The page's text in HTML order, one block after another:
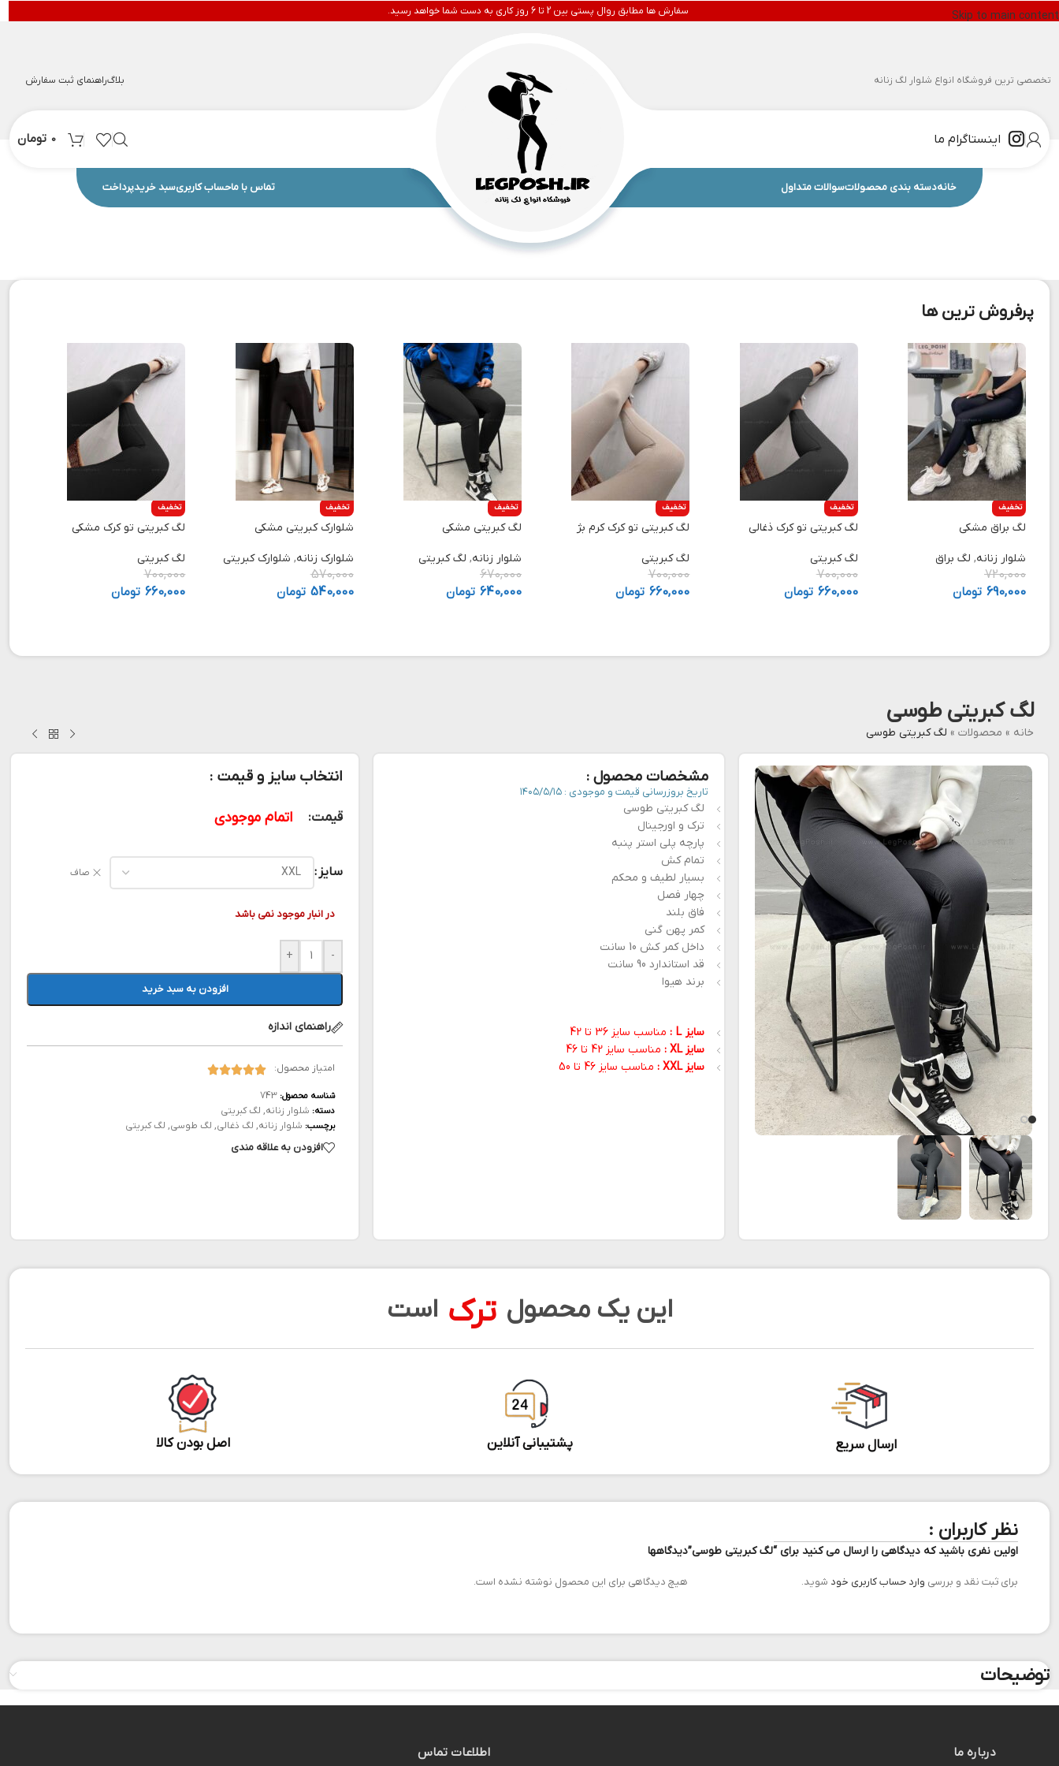
Skip to main content سفارش ها مطابق روال پستی بین 2 تا 6 روز کاری به دست شما خواهد رسید.
تخصصی ترین فروشگاه انواع شلوار لگ زنانه بلاگراهنمای ثبت سفارش
اینستاگرام ما 0 تومان
خانهدسته بندی محصولاتسوالات متداول تماس با ماحساب کاربریسبد خریدپرداخت
پرفروش ترین ها
تخفیف
لگ براق مشکی
شلوار زنانه, لگ براق
720,000
690,000 تومان
تخفیف
لگ کبریتی تو کرک ذغالی
لگ کبریتی
700,000
660,000 تومان
تخفیف
لگ کبریتی تو کرک کرم بژ
لگ کبریتی
700,000
660,000 تومان
تخفیف
لگ کبریتی مشکی
شلوار زنانه, لگ کبریتی
670,000
640,000 تومان
تخفیف
شلوارک کبریتی مشکی
شلوارک زنانه, شلوارک کبریتی
570,000
540,000 تومان
تخفیف
لگ کبریتی تو کرک مشکی
لگ کبریتی
700,000
660,000 تومان
لگ کبریتی طوسی
خانه » محصولات » لگ کبریتی طوسی
مشخصات محصول :
تاریخ بروزرسانی قیمت و موجودی : ۱۴۰۵/۵/۱۵
لگ کبریتی طوسی
ترک و اورجینال
پارچه پلی استر پنبه
تمام کش
بسیار لطیف و محکم
چهار فصل
فاق بلند
کمر پهن گنی
داخل کمر کش 10 سانت
قد استاندارد 90 سانت
برند هیوا
سایز L :
مناسب سایز 36 تا 42
سایز XL :
مناسب سایز 42 تا 46
سایز XXL :
مناسب سایز 46 تا 50
انتخاب سایز و قیمت :
قیمت: اتمام موجودی
سایز صاف
در انبار موجود نمی باشد
-
+
افزودن به سبد خرید
راهنمای اندازه
امتیاز محصول:
شناسه محصول: 743
دسته: شلوار زنانه, لگ کبریتی
برچسب: شلوار زنانه, لگ ذغالی, لگ طوسی, لگ کبریتی
افزودن به علاقه مندی
این یک محصول ترک است
ارسال سریع پشتیبانی آنلاین اصل بودن کالا
نظر کاربران :
دیدگاهها
هیچ دیدگاهی برای این محصول نوشته نشده است.
اولین نفری باشید که دیدگاهی را ارسال می کنید برای “لگ کبریتی طوسی”
برای ثبت نقد و بررسی وارد حساب کاربری خود شوید.
توضیحات
درباره ما اطلاعات تماس